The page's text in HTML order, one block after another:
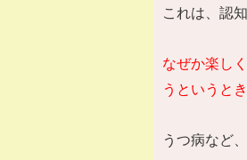
これは、認
なぜか楽し
うというと
うつ病など